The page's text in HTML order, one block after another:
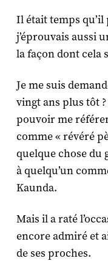
Il était temps qu’il
j’éprouvais aussi
la façon dont cela
Je me suis
vingt ans plus tôt
pouvoir me
comme « révéré
quelque chose du
à quelqu’un
Kaunda.
Mais il a raté
encore admiré et
de ses proches.